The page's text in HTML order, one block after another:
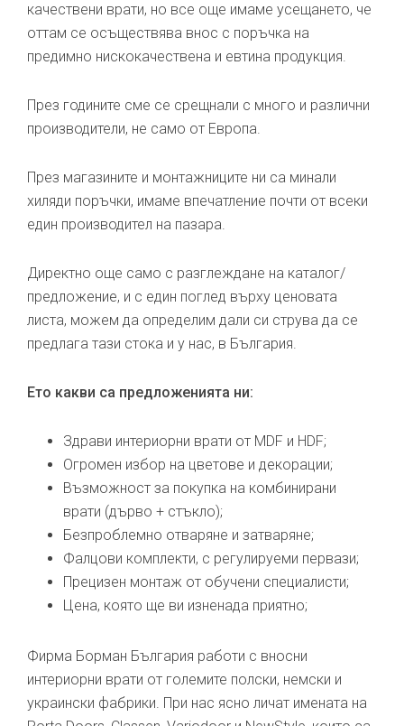
качествени врати, но все още имаме усещането, че
оттам се осъществява внос с поръчка на
предимно нискокачествена и евтина продукция.
През годините сме се срещнали с много и различни
производители, не само от Европа.
През магазините и монтажниците ни са минали
хиляди поръчки, имаме впечатление почти от всеки
един производител на пазара.
Директно още само с разглеждане на каталог/
предложение, и с един поглед върху ценовата
листа, можем да определим дали си струва да се
предлага тази стока и у нас, в България.
Ето какви са предложенията ни:
Здрави интериорни врати от MDF и HDF;
Огромен избор на цветове и декорации;
Възможност за покупка на комбинирани
врати (дърво + стъкло);
Безпроблемно отваряне и затваряне;
Фалцови комплекти, с регулируеми первази;
Прецизен монтаж от обучени специалисти;
Цена, която ще ви изненада приятно;
Фирма Борман България работи с вносни
интериорни врати от големите полски, немски и
украински фабрики. При нас ясно личат имената на